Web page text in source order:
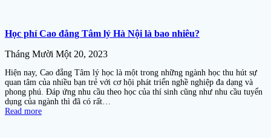
Học phí Cao đẳng Tâm lý Hà Nội là bao nhiêu?
Tháng Mười Một 20, 2023
Hiện nay, Cao đẳng Tâm lý học là một trong những ngành học thu hút sự
quan tâm của nhiều bạn trẻ với cơ hội phát triển nghề nghiệp đa dạng và
phong phú. Đáp ứng nhu cầu theo học của thí sinh cũng như nhu cầu tuyển
dụng của ngành thì đã có rất…
Read more